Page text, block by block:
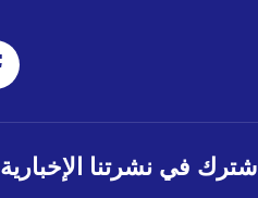
اشترك في نشرتنا الإخبارية